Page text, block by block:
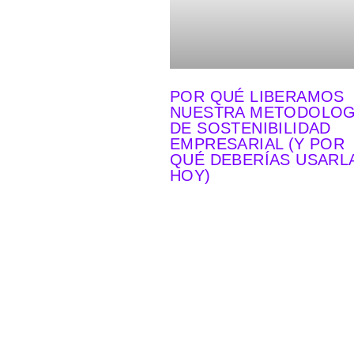
POR QUÉ LIBERAMOS
NUESTRA
DE SOSTENIBILIDAD
EMPRESARIAL (Y POR
QUÉ DEBERÍAS
HOY)